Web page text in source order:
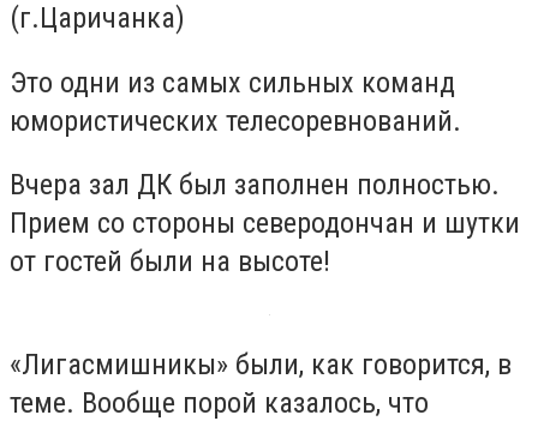
(г.Царичанка)
Это одни из самых сильных команд
юмористических телесоревнований.
Вчера зал ДК был заполнен полностью.
Прием со стороны северодончан и шутки
от гостей были на высоте!
«Лигасмишникы» были, как говорится, в
теме. Вообще порой казалось, что